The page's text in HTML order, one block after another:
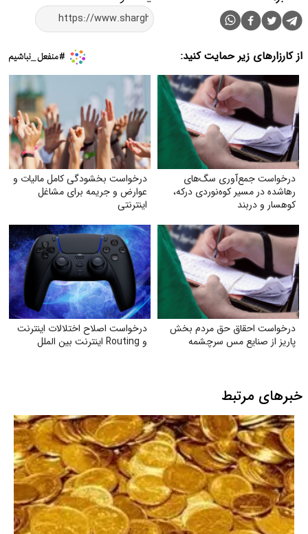
از کارزارهای زیر حمایت کنید:
درخواست جمع‌آوری سگ‌های
رهاشده در مسیر کوه‌نوردی درکه،
کوهسار و دربند
درخواست بخشودگی کامل مالیات و
عوارض و جریمه برای مشاغل
اینترنتی
درخواست احقاق حق مردم بخش
پاریز از صنایع مس سرچشمه
درخواست اصلاح اختلالات اینترنت
و Routing اینترنت بین الملل
خبرهای مرتبط